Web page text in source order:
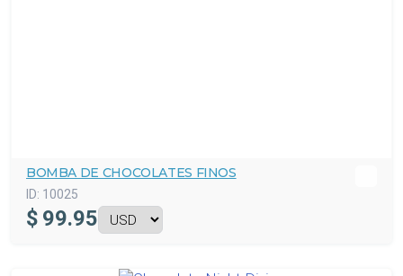
BOMBA DE CHOCOLATES FINOS
ID: 10025
$ 99.95